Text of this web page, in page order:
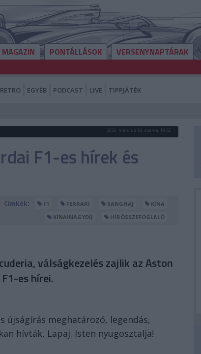
MAGAZIN PONTÁLLÁSOK VERSENYNAPTÁRAK
RETRO EGYÉB PODCAST LIVE TIPPJÁTÉK
2026. március 18. szerda, 19:52
F1-es hírek és
Címkék: F1 FERRARI SANGHAJ
KÍNA
KÍNAINAGYDÍJ
HÍRÖSSZEFOGLALÓ
válságkezelés zajlik az Aston
es hírei.
újságírás meghatározó, legendás,
hívták, Lapaj. Isten nyugosztalja!